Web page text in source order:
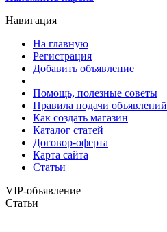
Навигация
На главную
Регистрация
Добавить объявление
Помощь, полезные советы
Правила подачи объявлений
Как создать магазин
Каталог статей
Договор-оферта
Карта сайта
Статьи
VIP-объявление
Статьи